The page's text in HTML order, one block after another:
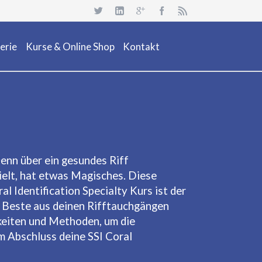
Kurse & Online Shop
Ausrüstung / Mietmaterial
Events
Restposten & OCC
Kontakt
über ein gesundes Riff
hat etwas Magisches. Diese
Identification Specialty Kurs ist der
aus deinen Rifftauchgängen
und Methoden, um die
deine SSI Coral